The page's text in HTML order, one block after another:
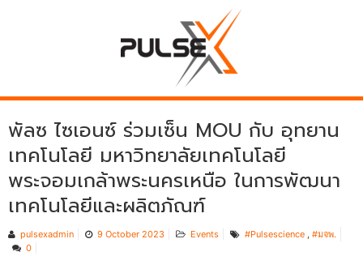
พัลซ ไซเอนซ์ ร่วมเซ็น MOU กับ อุทยาน
เทคโนโลยี มหาวิทยาลัยเทคโนโลยี
พระจอมเกล้าพระนครเหนือ ในการพัฒนา
เทคโนโลยีและผลิตภัณฑ์
pulsexadmin 9 October 2023 Events #Pulsescience , #มจพ.
0